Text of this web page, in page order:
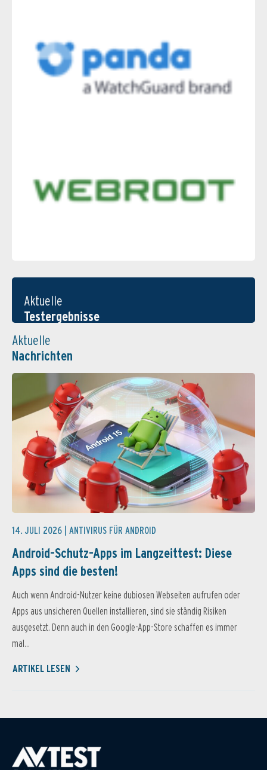
Aktuelle
Testergebnisse
Aktuelle
Nachrichten
14. JULI 2026 | ANTIVIRUS FÜR ANDROID
Android-Schutz-Apps im Langzeittest: Diese
Apps sind die besten!
Auch wenn Android-Nutzer keine dubiosen Webseiten aufrufen oder
Apps aus unsicheren Quellen installieren, sind sie ständig Risiken
ausgesetzt. Denn auch in den Google-App-Store schaffen es immer
mal...
ARTIKEL LESEN